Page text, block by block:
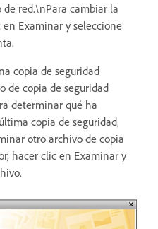
red.\nPara cambiar la
Examinar y seleccione
copia de seguridad
de copia de seguridad
determinar qué ha
copia de seguridad,
otro archivo de copia
hacer clic en Examinar y